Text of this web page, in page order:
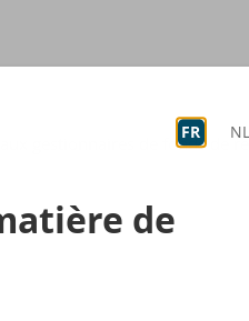
FR NL
de
gestionnaires de fonds de